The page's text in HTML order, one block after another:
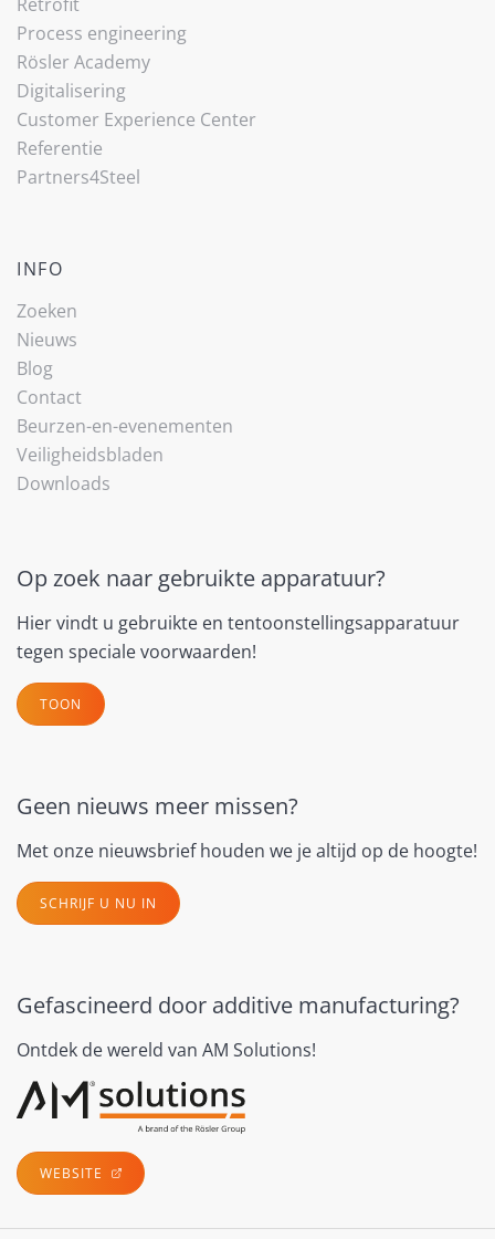
Process engineering
Rösler Academy
Digitalisering
Customer Experience Center
Referentie
Partners4Steel
INFO
Zoeken
Nieuws
Blog
Contact
Beurzen-en-evenementen
Veiligheidsbladen
Downloads
Op zoek naar gebruikte apparatuur?
Hier vindt u gebruikte en tentoonstellingsapparatuur
tegen speciale voorwaarden!
TOON
Geen nieuws meer missen?
Met onze nieuwsbrief houden we je altijd op de hoogte!
SCHRIJF U NU IN
Gefascineerd door additive manufacturing?
Ontdek de wereld van AM Solutions!
WEBSITE